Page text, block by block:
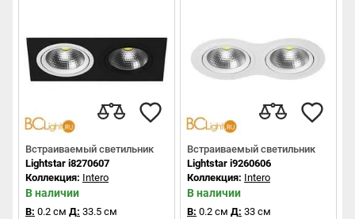
Встраиваемый светильник
Lightstar i8270607
Коллекция: Intero
В наличии
В: 0.2 см Д: 33.5 см
Встраиваемый светильник
Lightstar i9260606
Коллекция: Intero
В наличии
В: 0.2 см Д: 33 см